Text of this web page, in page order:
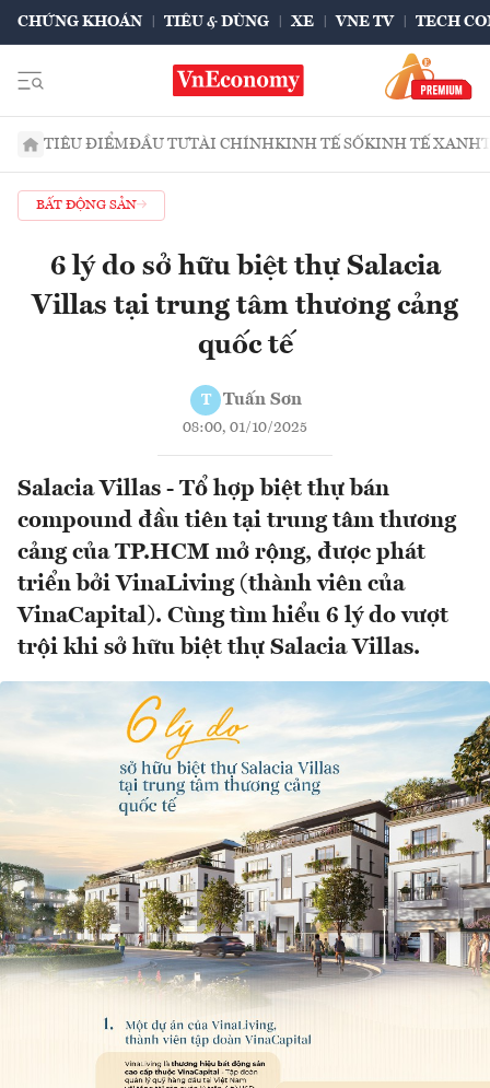
CHỨNG KHOÁN TIÊU & DÙNG XE VNE TV TECH
TIÊU ĐIỂMĐẦU TƯTÀI CHÍNHKINH TẾ SỐKINH TẾ XANH
BẤT ĐỘNG SẢN
6 lý do sở hữu biệt thự Salacia
Villas tại trung tâm thương cảng
quốc tế
T Tuấn Sơn
08:00, 01/10/2025
Salacia Villas - Tổ hợp biệt thự bán
compound đầu tiên tại trung tâm thương
cảng của TP.HCM mở rộng, được phát
triển bởi VinaLiving (thành viên của
VinaCapital). Cùng tìm hiểu 6 lý do vượt
trội khi sở hữu biệt thự Salacia Villas.